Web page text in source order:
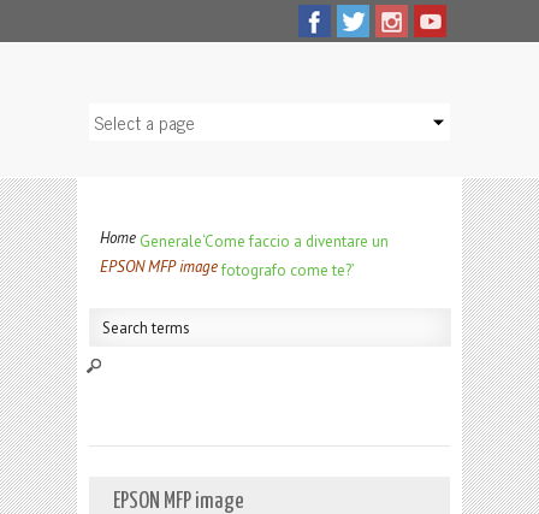
Home Generale‘Come faccio a diventare un
fotografo come te?’
EPSON MFP image
EPSON MFP image